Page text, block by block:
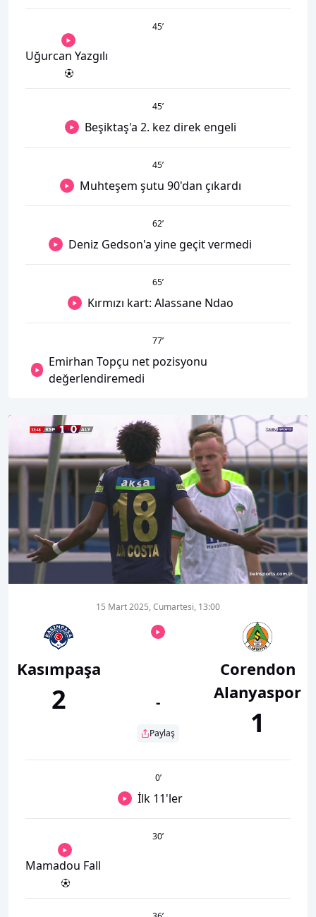
45’
Uğurcan Yazgılı
45’
Beşiktaş'a 2. kez direk engeli
45’
Muhteşem şutu 90'dan çıkardı
62’
Deniz Gedson'a yine geçit vermedi
65’
Kırmızı kart: Alassane Ndao
77’
Emirhan Topçu net pozisyonu
değerlendiremedi
00:19 01:33
Kasımpaşa
2
15 Mart 2025, Cumartesi, 13:00
-
Paylaş
Corendon
Alanyaspor
1
0’
İlk 11'ler
30’
Mamadou Fall